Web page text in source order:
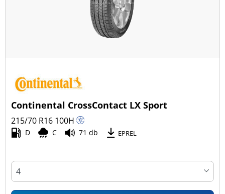
Continental CrossContact LX Sport
215/70 R16 100H
D C 71 db EPREL